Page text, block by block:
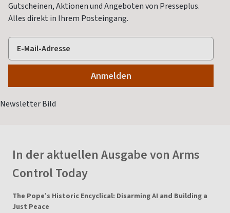
Gutscheinen, Aktionen und Angeboten von Presseplus.
Alles direkt in Ihrem Posteingang.
In der aktuellen Ausgabe von Arms
Control Today
The Pope’s Historic Encyclical: Disarming AI and Building a
Just Peace